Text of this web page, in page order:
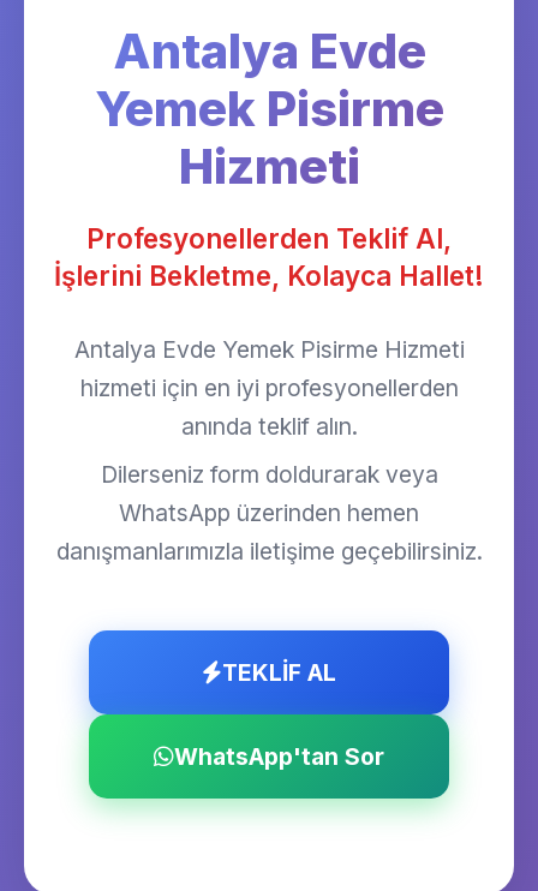
Antalya Evde
Yemek Pisirme
Hizmeti
Profesyonellerden Teklif Al,
İşlerini Bekletme, Kolayca Hallet!
Antalya Evde Yemek Pisirme Hizmeti
hizmeti için en iyi profesyonellerden
anında teklif alın.
Dilerseniz form doldurarak veya
WhatsApp üzerinden hemen
danışmanlarımızla iletişime geçebilirsiniz.
TEKLİF AL
WhatsApp'tan Sor